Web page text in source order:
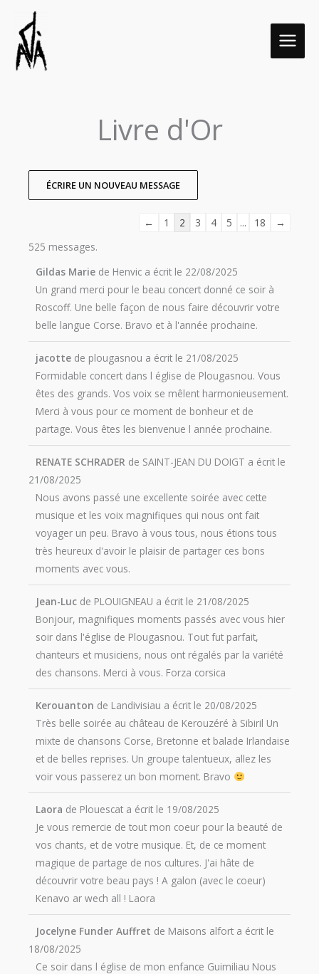
contenu
Livre d'Or
Navigation
dans
livre
d’or
← 1 2 3 4 5 ... 18
→
525 messages.
Gildas Marie de Henvic a écrit le 22/08/2025
Un grand merci pour le beau concert donné ce soir à
Roscoff. Une belle façon de nous faire découvrir votre
belle langue Corse. Bravo et à l'année prochaine.
jacotte de plougasnou a écrit le 21/08/2025
Formidable concert dans l église de Plougasnou. Vous
êtes des grands. Vos voix se mêlent harmonieusement.
Merci à vous pour ce moment de bonheur et de
partage. Vous êtes les bienvenue l année prochaine.
RENATE SCHRADER de SAINT-JEAN DU DOIGT a écrit le
21/08/2025
Nous avons passé une excellente soirée avec cette
musique et les voix magnifiques qui nous ont fait
voyager un peu. Bravo à vous tous, nous étions tous
très heureux d'avoir le plaisir de partager ces bons
moments avec vous.
Jean-Luc de PLOUIGNEAU a écrit le 21/08/2025
Bonjour, magnifiques moments passés avec vous hier
soir dans l'église de Plougasnou. Tout fut parfait,
chanteurs et musiciens, nous ont régalés par la variété
des chansons. Merci à vous. Forza corsica
Kerouanton de Landivisiau a écrit le 20/08/2025
Très belle soirée au château de Kerouzéré à Sibiril Un
mixte de chansons Corse, Bretonne et balade Irlandaise
et de belles reprises. Un groupe talentueux, allez les
voir vous passerez un bon moment. Bravo
Laora de Plouescat a écrit le 19/08/2025
Je vous remercie de tout mon coeur pour la beauté de
vos chants, et de votre musique. Et, de ce moment
magique de partage de nos cultures. J'ai hâte de
découvrir votre beau pays ! A galon (avec le coeur)
Kenavo ar wech all ! Laora
Jocelyne Funder Auffret de Maisons alfort a écrit le
18/08/2025
Ce soir dans l église de mon enfance Guimiliau Nous
Navigation
dans
livre
d’or